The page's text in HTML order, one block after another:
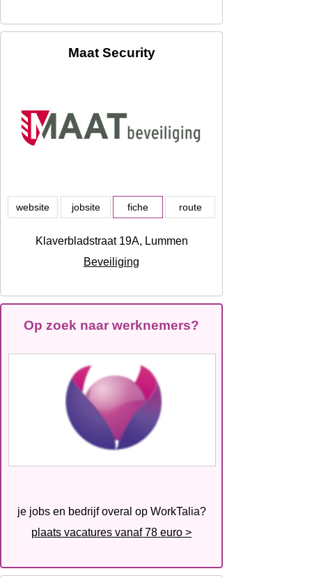
Maat Security
website jobsite fiche route
Klaverbladstraat 19A, Lummen
Beveiliging
Op zoek naar werknemers?
je jobs en bedrijf overal op WorkTalia?
plaats vacatures vanaf 78 euro >